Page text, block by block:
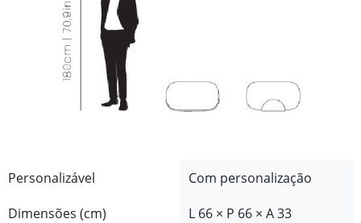
Personalizável
Com personalização
Dimensões (cm)
L 66 × P 66 × A 33